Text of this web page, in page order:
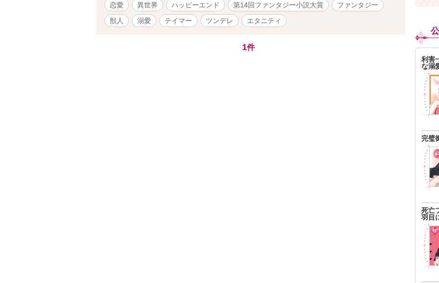
恋愛 異世界 ハッピーエンド 第14回ファンタジー小説大賞
ファンタジー
獣人
溺愛 テイマー ツンデレ エタニティ
1件
利害
な溺
完璧
死亡
羽目